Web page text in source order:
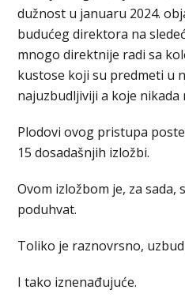
dužnost u januaru 2024.
budućeg direktora na
mnogo direktnije radi sa
kustose koji su predmeti u
najuzbudljiviji a koje nikada
Plodovi ovog pristupa
15 dosadašnjih izložbi.
Ovom izložbom je, za sada,
poduhvat.
Toliko je raznovrsno,
I tako iznenađujuće.